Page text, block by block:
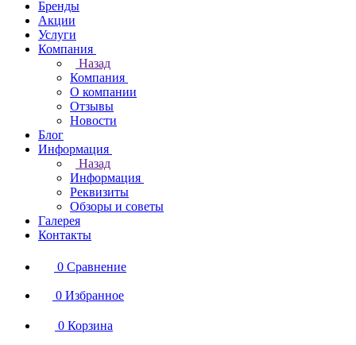
Бренды
Акции
Услуги
Компания
Назад
Компания
О компании
Отзывы
Новости
Блог
Информация
Назад
Информация
Реквизиты
Обзоры и советы
Галерея
Контакты
0 Сравнение
0 Избранное
0 Корзина